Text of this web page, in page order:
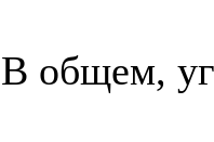
В общем,